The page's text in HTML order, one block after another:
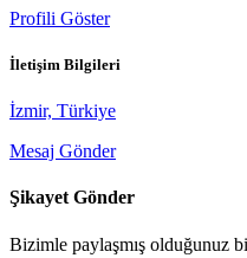
Profili Göster
İletişim Bilgileri
İzmir, Türkiye
Mesaj Gönder
Şikayet Gönder
Bizimle paylaşmış olduğunuz